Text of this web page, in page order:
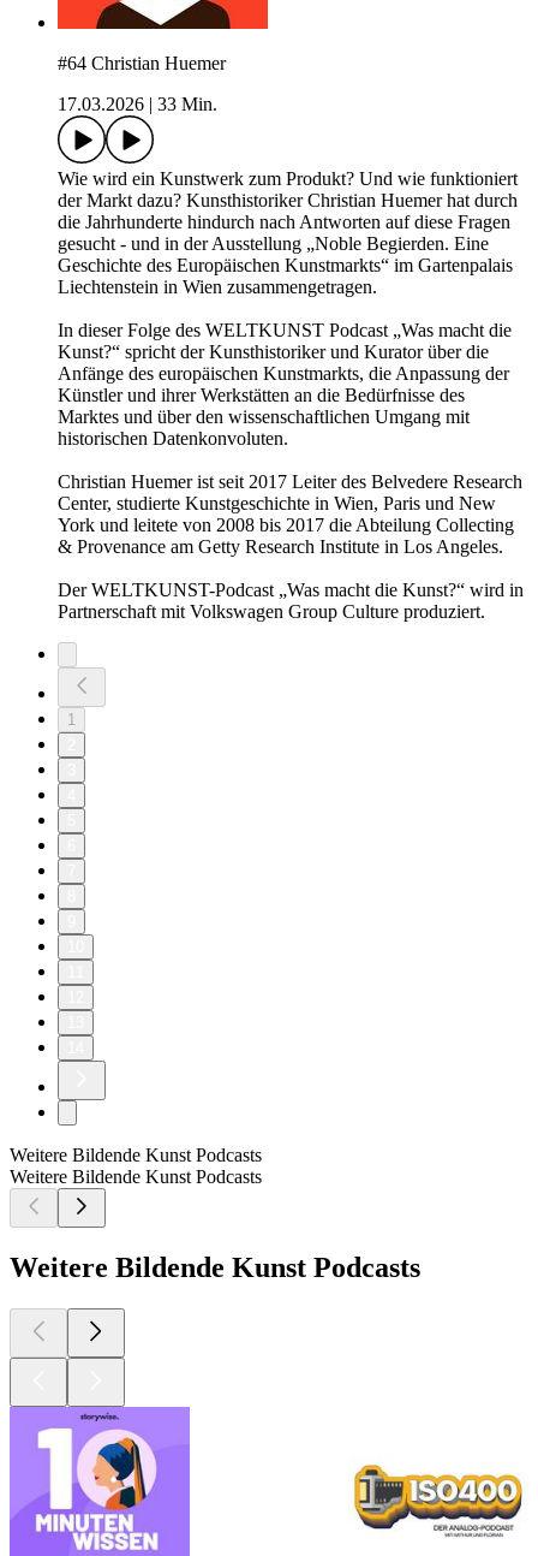
#64 Christian Huemer
17.03.2026
33 Min.
Wie wird ein Kunstwerk zum Produkt? Und wie funktioniert
der Markt dazu? Kunsthistoriker Christian Huemer hat durch
die Jahrhunderte hindurch nach Antworten auf diese Fragen
gesucht - und in der Ausstellung „Noble Begierden. Eine
Geschichte des Europäischen Kunstmarkts“ im Gartenpalais
Liechtenstein in Wien zusammengetragen.
In dieser Folge des WELTKUNST Podcast „Was macht die
Kunst?“ spricht der Kunsthistoriker und Kurator über die
Anfänge des europäischen Kunstmarkts, die Anpassung der
Künstler und ihrer Werkstätten an die Bedürfnisse des
Marktes und über den wissenschaftlichen Umgang mit
historischen Datenkonvoluten.
Christian Huemer ist seit 2017 Leiter des Belvedere Research
Center, studierte Kunstgeschichte in Wien, Paris und New
York und leitete von 2008 bis 2017 die Abteilung Collecting
& Provenance am Getty Research Institute in Los Angeles.
Der WELTKUNST-Podcast „Was macht die Kunst?“ wird in
Partnerschaft mit Volkswagen Group Culture produziert.
1
Weitere Bildende Kunst Podcasts
Weitere Bildende Kunst Podcasts
Weitere Bildende Kunst Podcasts